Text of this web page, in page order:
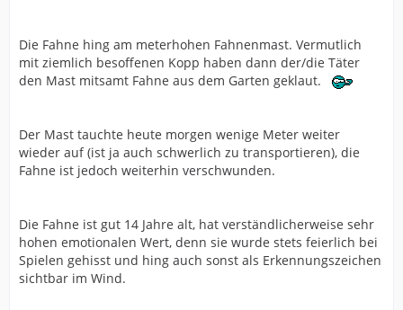
Die Fahne hing am meterhohen Fahnenmast. Vermutlich
mit ziemlich besoffenen Kopp haben dann der/die Täter
den Mast mitsamt Fahne aus dem Garten geklaut.
Der Mast tauchte heute morgen wenige Meter weiter
wieder auf (ist ja auch schwerlich zu transportieren), die
Fahne ist jedoch weiterhin verschwunden.
Die Fahne ist gut 14 Jahre alt, hat verständlicherweise sehr
hohen emotionalen Wert, denn sie wurde stets feierlich bei
Spielen gehisst und hing auch sonst als Erkennungszeichen
sichtbar im Wind.